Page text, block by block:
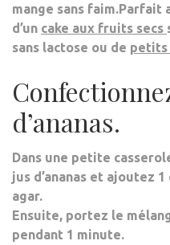
mange sans faim.Parfait
d’un cake aux fruits secs
sans lactose ou de petits
d’ananas.
Dans une petite
jus d’ananas et ajoutez
agar.
Ensuite, portez le
pendant 1 minute.